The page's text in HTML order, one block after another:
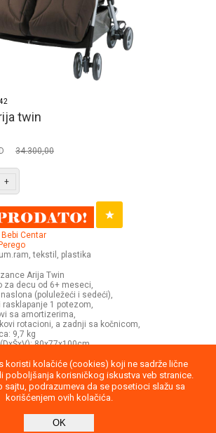
koristi kolačiće (cookies) koji ne sadrže lične
poboljšanja korisničkog iskustva veb stranice.
sajtu, podrazumeva da se posetioci slažu sa
korišćenjem ovih kolačića.
OK
twin
34.300,00
+
Bebi Centar
tekstil, plastika
Arija Twin
za decu od 6+ meseci,
(poluležeći i sedeći),
rasklapanje 1 potezom,
sa amortizerima,
rotacioni, a zadnji sa kočnicom,
9,7 kg
80x77x100cm
Kontakt